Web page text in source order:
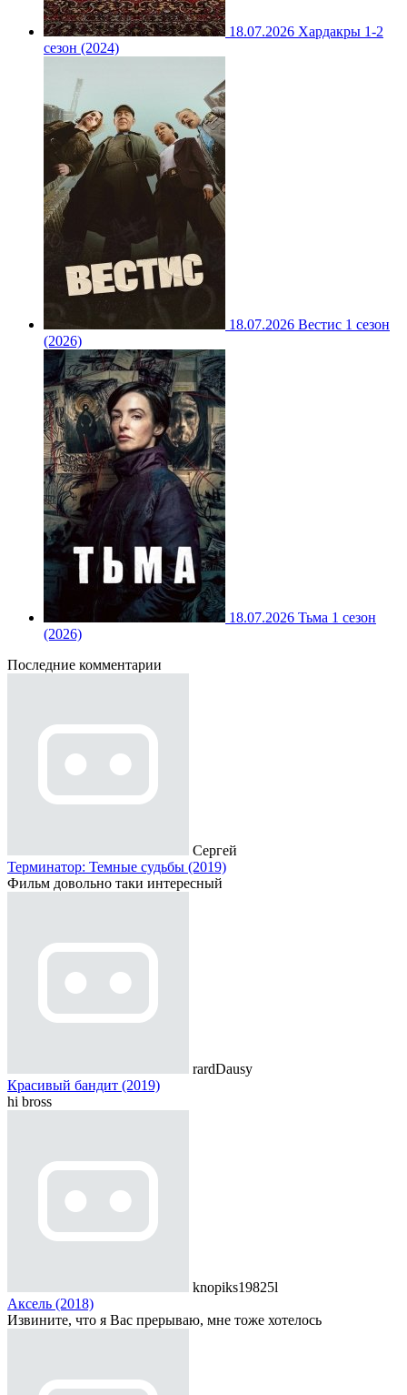
18.07.2026 Хардакры 1-2
сезон (2024)
18.07.2026 Вестис 1 сезон
(2026)
18.07.2026 Тьма 1 сезон
(2026)
Последние комментарии
Сергей
Терминатор: Темные судьбы (2019)
Фильм довольно таки интересный
rardDausy
Красивый бандит (2019)
hi bross
knopiks19825l
Аксель (2018)
Извините, что я Вас прерываю, мне тоже хотелось